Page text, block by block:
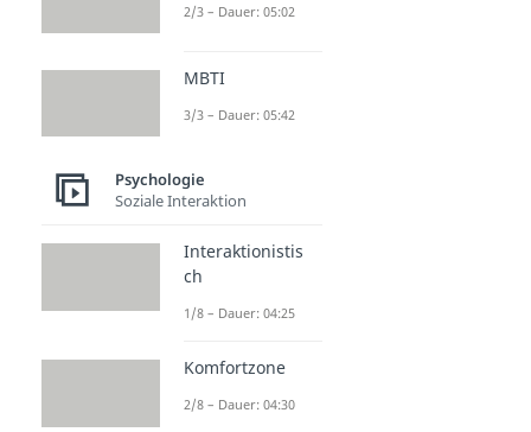
2/3 – Dauer: 05:02
MBTI
3/3 – Dauer: 05:42
Psychologie
Soziale Interaktion
Interaktionistis
ch
1/8 – Dauer: 04:25
Komfortzone
2/8 – Dauer: 04:30